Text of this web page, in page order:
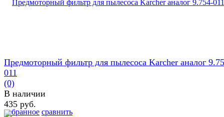
избранное сравнить
Предмоторный фильтр для пылесоса Karcher аналог
011
(0)
В наличии
435 руб.